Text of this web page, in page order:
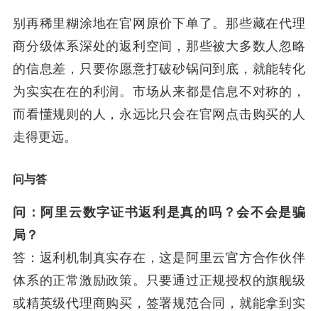
别再稀里糊涂地在官网原价下单了。那些藏在代理
商分级体系深处的返利空间，那些被大多数人忽略
的信息差，只要你愿意打破砂锅问到底，就能转化
为实实在在的利润。市场从来都是信息不对称的，
而看懂规则的人，永远比只会在官网点击购买的人
走得更远。
问与答
问：阿里云数字证书返利是真的吗？会不会是骗
局？
答：返利机制真实存在，这是阿里云官方合作伙伴
体系的正常激励政策。只要通过正规授权的旗舰级
或精英级代理商购买，签署规范合同，就能拿到实